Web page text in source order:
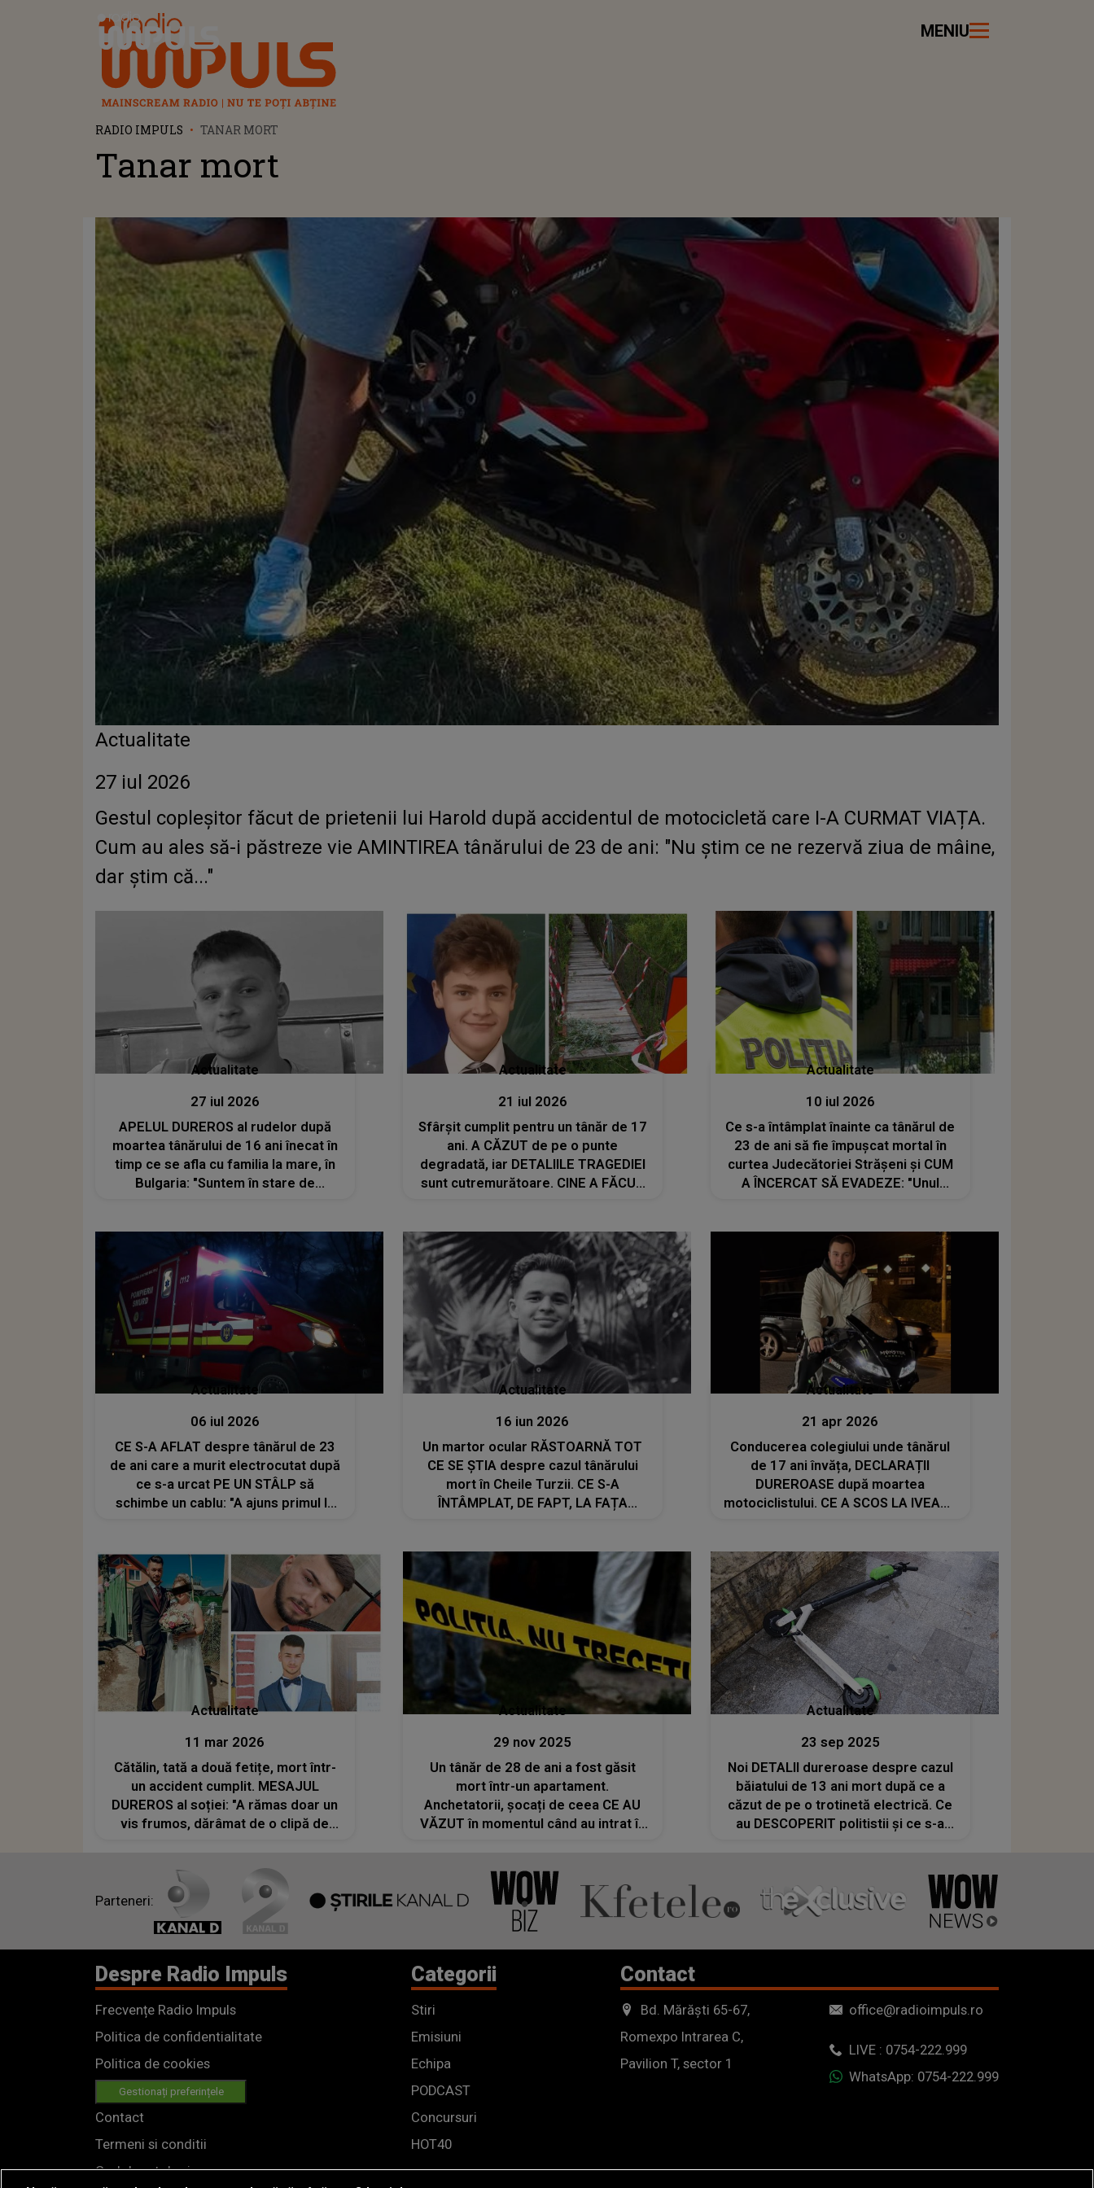
Radio Impuls MENIU
RADIO IMPULS TANAR MORT
Tanar mort
Actualitate
27 iul 2026
Gestul copleșitor făcut de prietenii lui Harold după accidentul de motocicletă care I-A CURMAT VIAȚA.
Cum au ales să-i păstreze vie AMINTIREA tânărului de 23 de ani: "Nu știm ce ne rezervă ziua de mâine,
dar știm că..."
Actualitate
27 iul 2026
APELUL DUREROS al rudelor după
moartea tânărului de 16 ani înecat în
timp ce se afla cu familia la mare, în
Bulgaria: "Suntem în stare de
Actualitate
21 iul 2026
Sfârșit cumplit pentru un tânăr de 17
ani. A CĂZUT de pe o punte
degradată, iar DETALIILE TRAGEDIEI
sunt cutremurătoare. CINE A FĂCUT
aprinsă și..."
Actualitate
10 iul 2026
Ce s-a întâmplat înainte ca tânărul de
23 de ani să fie împușcat mortal în
curtea Judecătoriei Strășeni și CUM
A ÎNCERCAT SĂ EVADEZE: "Unul
Actualitate
06 iul 2026
CE S-A AFLAT despre tânărul de 23
de ani care a murit electrocutat după
ce s-a urcat PE UN STÂLP să
schimbe un cablu: "A ajuns primul la
Actualitate
16 iun 2026
Un martor ocular RĂSTOARNĂ TOT
CE SE ȘTIA despre cazul tânărului
mort în Cheile Turzii. CE S-A
ÎNTÂMPLAT, DE FAPT, LA FAȚA
Actualitate
21 apr 2026
Conducerea colegiului unde tânărul
de 17 ani învăța, DECLARAȚII
DUREROASE după moartea
motociclistului. CE A SCOS LA IVEALĂ
Actualitate
11 mar 2026
Cătălin, tată a două fetițe, mort într-
un accident cumplit. MESAJUL
DUREROS al soției: "A rămas doar un
vis frumos, dărâmat de o clipă de
Actualitate
29 nov 2025
Un tânăr de 28 de ani a fost găsit
mort într-un apartament.
Anchetatorii, șocați de ceea CE AU
VĂZUT în momentul când au intrat în
apropierea lor. Principalul suspect a
fost reținut
Actualitate
23 sep 2025
Noi DETALII dureroase despre cazul
băiatului de 13 ani mort după ce a
căzut de pe o trotinetă electrică. Ce
au DESCOPERIT politistii și ce s-a
copil să îşi părăsească părinții astfel"
Parteneri:
Despre Radio Impuls
Frecvențe Radio Impuls
Politica de confidentialitate
Politica de cookies
Gestionați preferințele
Contact
Termeni si conditii
Cod deontologic
Categorii
Stiri
Emisiuni
Echipa
PODCAST
Concursuri
HOT40
Contact
Bd. Mărăști 65-67,
Romexpo Intrarea C,
Pavilion T, sector 1
office@radioimpuls.ro
LIVE : 0754-222.999
WhatsApp: 0754-222.999